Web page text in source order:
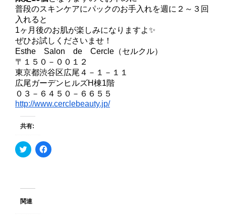
普段のスキンケアにパックのお手入れを週に２～３回
入れると
1ヶ月後のお肌が楽しみになりますよ✨
ぜひお試しくださいませ！
Esthe Salon de Cercle（セルクル）
〒１５０－００１２
東京都渋谷区広尾４－１－１１
広尾ガーデンヒルズH棟1階
０３－６４５０－６６５５
http://www.cerclebeauty.jp/
共有:
ク
リ
T
i
F
a
関連